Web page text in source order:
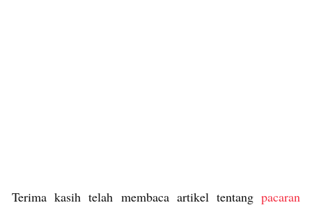
Terima kasih telah membaca artikel tentang pacaran